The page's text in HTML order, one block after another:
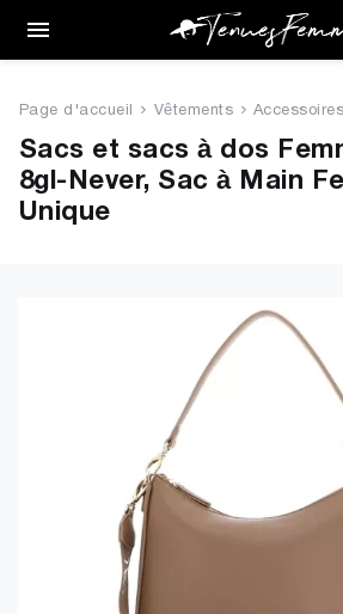
Femme
Vêtements
Chaussures
Page d'accueil Vêtements Accessoires
Sacs et sacs à dos
8gl-Never, Sac à Main
Unique